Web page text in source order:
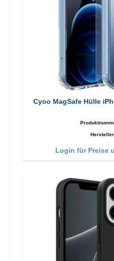
Cyoo MagSafe Hülle
Login für Preise